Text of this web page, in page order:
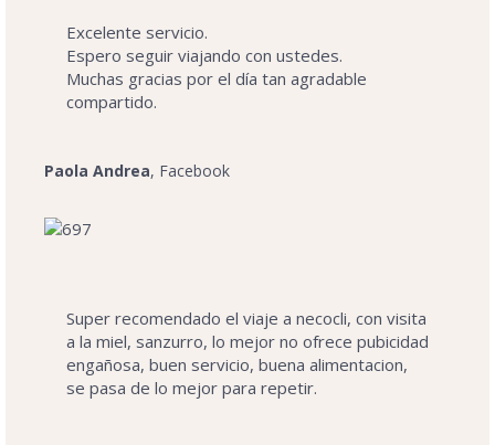
Excelente servicio.
Espero seguir viajando con ustedes.
Muchas gracias por el día tan agradable
compartido.
Paola Andrea, Facebook
Super recomendado el viaje a necocli, con visita
a la miel, sanzurro, lo mejor no ofrece pubicidad
engañosa, buen servicio, buena alimentacion,
se pasa de lo mejor para repetir.